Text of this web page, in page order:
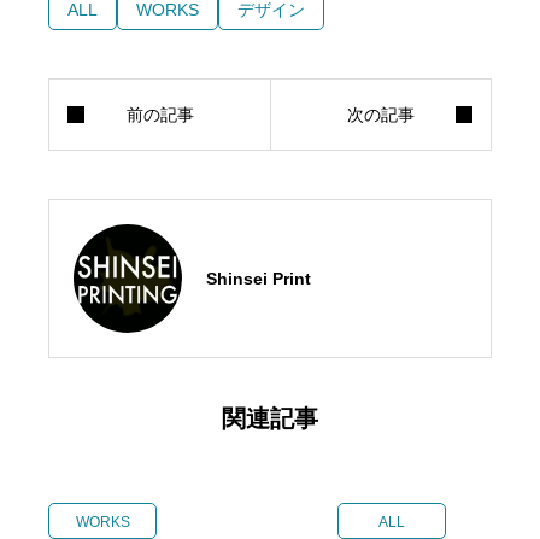
ALL WORKS デザイン
Shinsei Print
関連記事
WORKS ALL